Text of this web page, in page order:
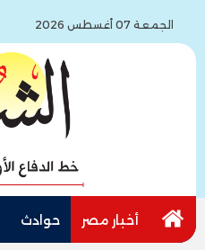
الجمعة 07 أغسطس 2026
أخبار مصر حوادث